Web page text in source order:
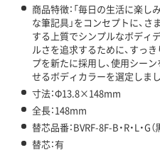
商品特徴：「毎日の生活に楽
な筆記具」をコンセプトに、
する上質でシンプルなボディ
ルさを追求するために、すっ
プを新たに採用し、使用シー
せるボディカラーを選定しまし
寸法：Φ13.8×148mm
全長：148mm
替芯品番：BVRF-8F-B・R・L・G（
替芯：有